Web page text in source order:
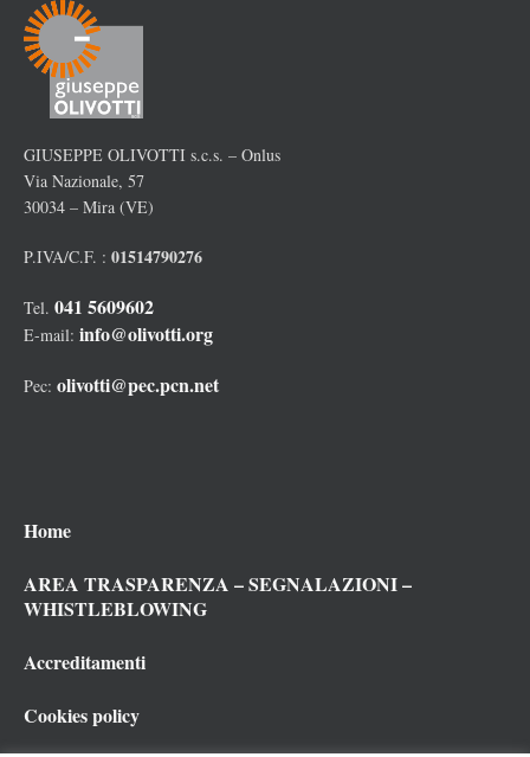
GIUSEPPE OLIVOTTI s.c.s. – Onlus
Via Nazionale, 57
30034 – Mira (VE)
P.IVA/C.F. : 01514790276
Tel. 041 5609602
E-mail: info@olivotti.org
Pec: olivotti@pec.pcn.net
Home
AREA TRASPARENZA – SEGNALAZIONI –
WHISTLEBLOWING
Accreditamenti
Cookies policy